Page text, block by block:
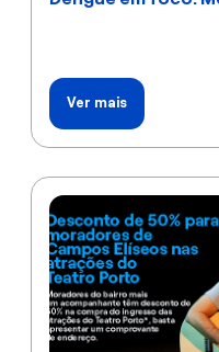
Ver mais